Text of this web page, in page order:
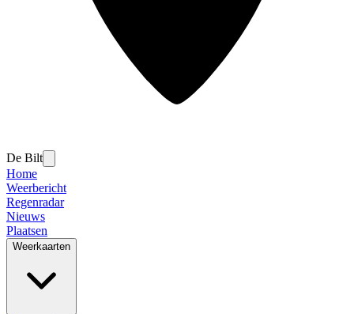
De Bilt
Home
Weerbericht
Regenradar
Nieuws
Plaatsen
Weerkaarten